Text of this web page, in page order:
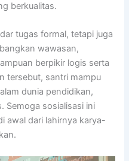
berkualitas.
tugas formal, tetapi juga
wawasan,
berpikir logis serta
tersebut, santri mampu
dunia pendidikan,
Semoga sosialisasi ini
awal dari lahirnya karya-